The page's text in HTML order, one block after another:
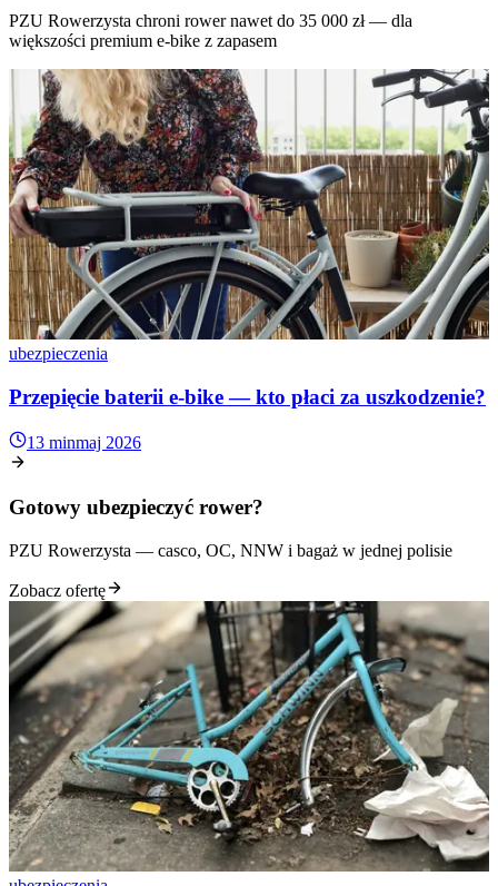
PZU Rowerzysta chroni rower nawet do 35 000 zł — dla
większości premium e-bike z zapasem
ubezpieczenia
Przepięcie baterii e-bike — kto płaci za uszkodzenie?
13 minmaj 2026
Gotowy ubezpieczyć rower?
PZU Rowerzysta — casco, OC, NNW i bagaż w jednej polisie
Zobacz ofertę